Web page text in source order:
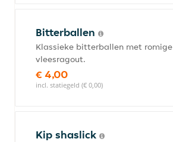
Bitterballen
Klassieke bitterballen met romige
vleesragout.
€ 4,00
incl. statiegeld (€ 0,00)
Kip shaslick